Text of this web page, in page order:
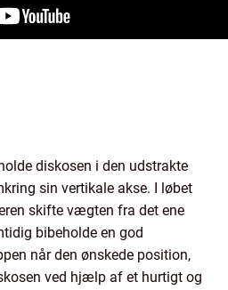
diskosen i den udstrakte
sin vertikale akse. I løbet
skifte vægten fra det ene
bibeholde en god
når den ønskede position,
ved hjælp af et hurtigt og